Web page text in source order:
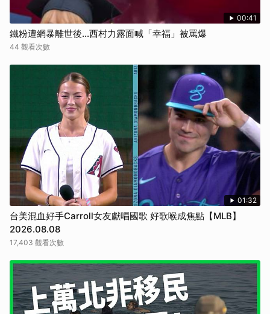
00:41
鐵粉遭網暴離世後...西村力露面喊「幸福」被罵爆
44 觀看次數
01:32
台美混血好手Carroll女友獻唱國歌 好歌喉成焦點【MLB】
2026.08.08
17,403 觀看次數